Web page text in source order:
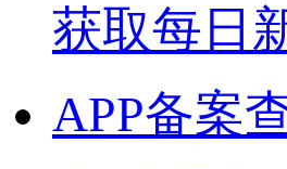
获取每日
APP备案